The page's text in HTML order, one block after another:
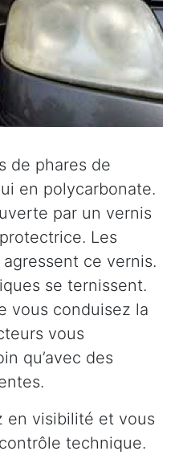
de phares de
en polycarbonate.
par un vernis
Les
ce vernis.
se ternissent.
vous conduisez la
vous
qu’avec des
en visibilité et vous
technique.